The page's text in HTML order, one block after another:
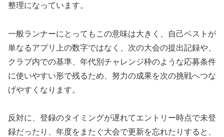
整理になっています。
一般ランナーにとってもこの意味は大きく、自己ベストが
単なるアプリ上の数字ではなく、次の大会の提出記録や、
クラブ内での基準、年代別チャレンジ枠のような応募条件
に使いやすい形で残るため、努力の成果を次の挑戦へつな
げやすくなります。
反対に、登録のタイミングが遅れてエントリー時点で未登
録だったり、年度をまたぐ大会で更新を忘れたりすると、